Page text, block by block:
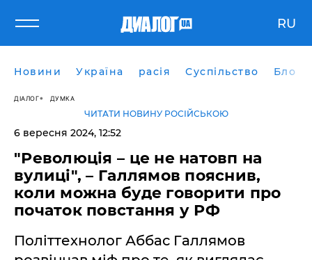
RU
Новини Україна расія Суспільство Блоги
ДІАЛОГ ДУМКА
ЧИТАТИ НОВИНУ РОСІЙСЬКОЮ
6 вересня 2024, 12:52
"Революція – це не натовп на
вулиці", – Галлямов пояснив,
коли можна буде говорити про
початок повстання у РФ
Політтехнолог Аббас Галлямов